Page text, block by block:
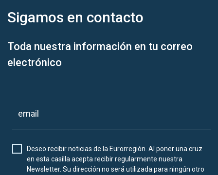
Sigamos en contacto
Toda nuestra información en tu correo
electrónico
Deseo recibir noticias de la Eurorregión. Al poner una cruz
en esta casilla acepta recibir regularmente nuestra
Newsletter. Su dirección no será utilizada para ningún otro